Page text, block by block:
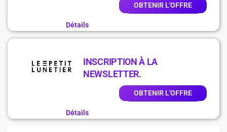
OBTENIR L'OFFRE
Détails
INSCRIPTION À LA
NEWSLETTER.
OBTENIR L'OFFRE
Détails